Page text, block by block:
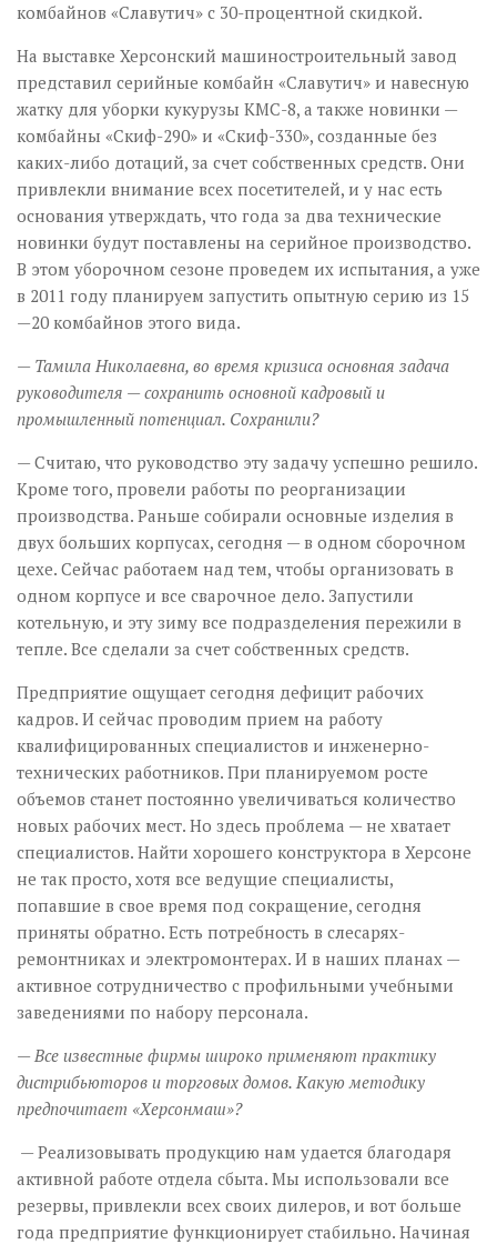
комбайнов «Славутич» с 30-процентной скидкой.
На выставке Херсонский машиностроительный завод
представил серийные комбайн «Славутич» и навесную
жатку для уборки кукурузы КМС-8, а также новинки —
комбайны «Скиф-290» и «Скиф-330», созданные без
каких-либо дотаций, за счет собственных средств. Они
привлекли внимание всех посетителей, и у нас есть
основания утверждать, что года за два технические
новинки будут поставлены на серийное производство.
В этом уборочном сезоне проведем их испытания, а уже
в 2011 году планируем запустить опытную серию из 15
—20 комбайнов этого вида.
— Тамила Николаевна, во время кризиса основная задача
руководителя — сохранить основной кадровый и
промышленный потенциал. Сохранили?
— Считаю, что руководство эту задачу успешно решило.
Кроме того, провели работы по реорганизации
производства. Раньше собирали основные изделия в
двух больших корпусах, сегодня — в одном сборочном
цехе. Сейчас работаем над тем, чтобы организовать в
одном корпусе и все сварочное дело. Запустили
котельную, и эту зиму все подразделения пережили в
тепле. Все сделали за счет собственных средств.
Предприятие ощущает сего­дня дефицит рабочих
кадров. И сейчас проводим прием на работу
квалифицированных специалистов и инженерно-
технических работников. При планируемом росте
объемов станет постоянно увеличиваться количество
новых рабочих мест. Но здесь проблема — не хватает
специалистов. Найти хорошего конструктора в Херсоне
не так просто, хотя все ведущие специалисты,
попавшие в свое время под сокращение, сегодня
приняты обратно. Есть потребность в слесарях-
ремонтниках и электромонтерах. И в наших планах —
активное сотрудничество с профильными учебными
заведениями по набору персонала.
— Все известные фирмы широко применяют практику
дистрибьюторов и торговых домов. Какую методику
предпочитает «Херсонмаш»?
— Реализовывать продукцию нам удается благодаря
активной работе отдела сбыта. Мы использовали все
резервы, привлекли всех своих дилеров, и вот больше
года предприятие функционирует стабильно. Начиная